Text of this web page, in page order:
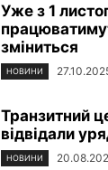
Уже з 1
зміниться
НОВИНИ
Транзитний
відвідали
НОВИНИ